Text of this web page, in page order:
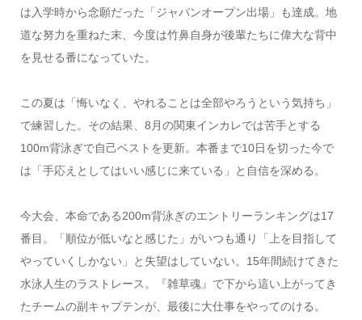
は入学時から念願だった「ジャパンオープン出場」も達成。地
道な努力を重ねた末、今度は竹鼻自身が後輩たちに偉大な背中
を見せる番になっていた。
この夏は「悔いなく、やれることは全部やろうという気持ち」
で練習した。その結果、8月の関東インカレでは苦手とする
100m背泳ぎで自己ベストを更新。本番まで10日を切った今で
は「手応えとしてはいい感じに来ている」と自信を深める。
今大会、本命である200m背泳ぎのエントリーランキングは17
番目。「順位が低いなと感じた」がいつも通り「上を目指して
やっていくしかない」と失望はしていない。15年間続けてきた
水泳人生のラストレース。『雑草魂』で下から這い上がってき
たチームの副キャプテンが、最後に大仕事をやってのける。